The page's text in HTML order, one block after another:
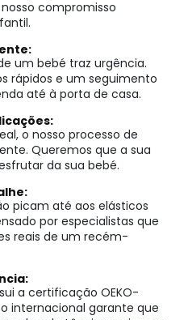
compromisso
um bebé traz urgência.
rápidos e um seguimento
até à porta de casa.
o nosso processo de
Queremos que a sua
da sua bebé.
picam até aos elásticos
por especialistas que
reais de um recém-
a certificação OEKO-
internacional garante que